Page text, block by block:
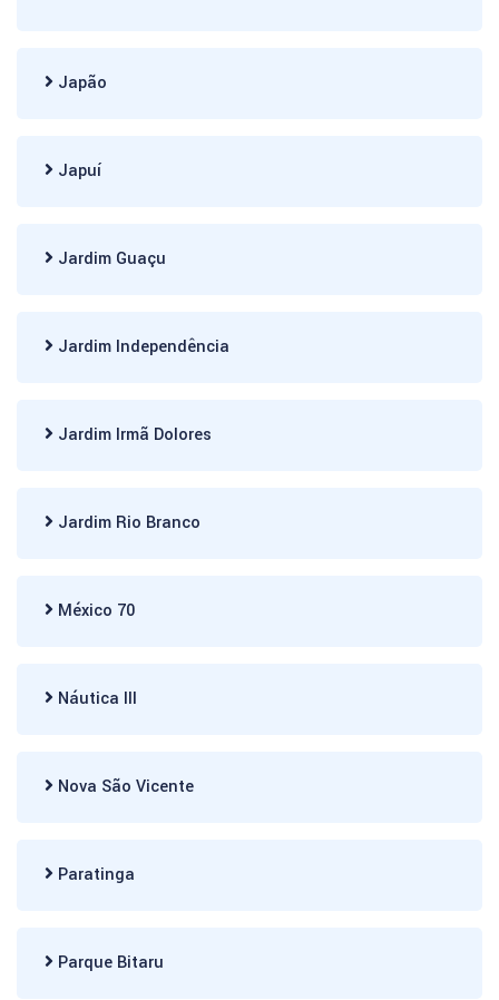
Japão
Japuí
Jardim Guaçu
Jardim Independência
Jardim Irmã Dolores
Jardim Rio Branco
México 70
Náutica III
Nova São Vicente
Paratinga
Parque Bitaru